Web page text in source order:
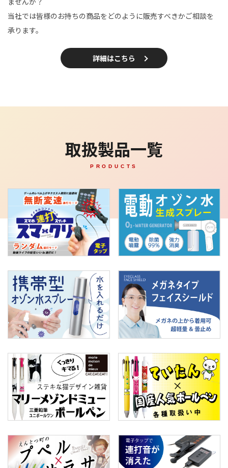
当社では皆様のお持ちの商品をどのように販売すべきかご相談を
承ります。
詳細はこちら
取扱製品一覧
PRODUCTS